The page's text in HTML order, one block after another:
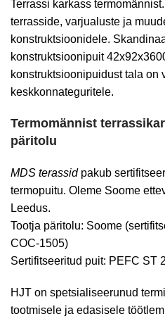
Terrassi karkass
terrasside, varjualuste ja
konstruktsioonidele.
konstruktsioonipuit
konstruktsioonipuidust tala on
keskkonnateguritele.
Termomännist
päritolu
MDS terassidpakub
termopuitu. Oleme Soome
Leedus.
Tootja päritolu: Soome
COC-1505)
Sertifitseeritud puit: PEFC ST
HJT on spetsialiseerunud
tootmisele ja edasisele